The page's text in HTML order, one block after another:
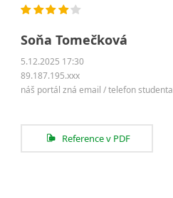
Soňa Tomečková
5.12.2025 17:30
89.187.195.xxx
náš portál zná email / telefon studenta
Reference v PDF